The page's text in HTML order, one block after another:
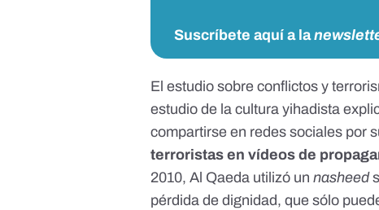
Suscríbete aquí a la
Elestudio sobre conflictos y
estudio de la cultura yihadista
compartirse en redes sociales por
terroristas en vídeos de
2010,Al Qaeda utilizó unnasheed
pérdida de dignidad, que sólo